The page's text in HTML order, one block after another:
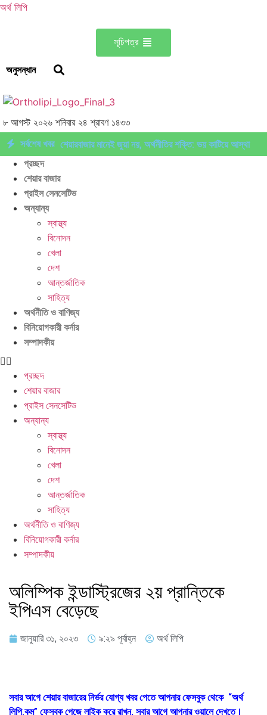
অর্থ লিপি
সূচিপত্র
অনুসন্ধান
৮ আগস্ট ২০২৬ শনিবার ২৪ শ্রাবণ ১৪৩৩
সর্বশেষ খবর শেয়ারবাজার মানেই জুয়া নয়, অর্থনীতির শক্তি: ভয় কাটিয়ে আস্থা
আয়, নগদ প্রবাহ ও সম্পদে ধারাবাহিক প্রবৃদ্ধি
সূচকে মন্দা: নিস্প্রাণ শেয়ারবাজার, নেপথ্যে কী?
ক্লান্তি কাটছে না! আছে প্রতিকার
প্রচ্ছদ
শেয়ার বাজার
প্রাইস সেনসেটিভ
অন্যান্য
স্বাস্থ্য
বিনোদন
খেলা
দেশ
আন্তর্জাতিক
সাহিত্য
অর্থনীতি ও বাণিজ্য
বিনিয়োগকারী কর্নার
সম্পাদকীয়
প্রচ্ছদ
শেয়ার বাজার
প্রাইস সেনসেটিভ
অন্যান্য
স্বাস্থ্য
বিনোদন
খেলা
দেশ
আন্তর্জাতিক
সাহিত্য
অর্থনীতি ও বাণিজ্য
বিনিয়োগকারী কর্নার
সম্পাদকীয়
অলিম্পিক ইন্ডাস্ট্রিজের ২য় প্রান্তিকে
ইপিএস বেড়েছে
জানুয়ারি ৩১, ২০২৩ ৯:২৯ পূর্বাহ্ন অর্থ লিপি
সবার আগে শেয়ার বাজারের নির্ভর যোগ্য খবর পেতে আপনার ফেসবুক থেকে “অর্থ
লিপি.কম” ফেসবুক পেজে লাইক করে রাখুন, সবার আগে আপনার ওয়ালে দেখতে।